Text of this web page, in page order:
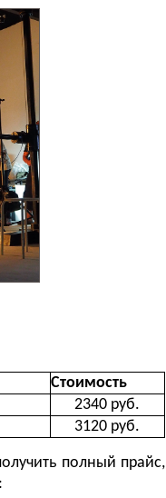
Стоимость
2340 руб.
3120 руб.
полный прайс,